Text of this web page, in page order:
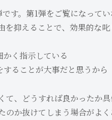
す。第1弾をご覧になって
抑えることで、効果的な
く指示している
ることが大事だと思うから
て、どうすれば良かったか
のか抜けてしまう場合がよ